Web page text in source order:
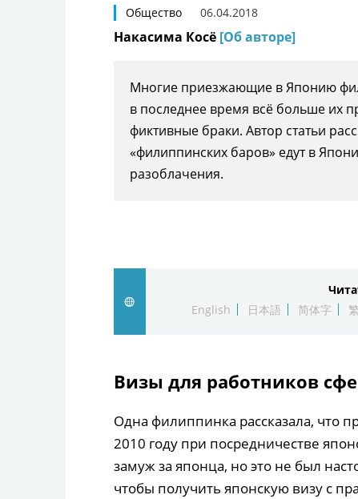
Общество 06.04.2018
Накасима Косё [Об авторе]
Многие приезжающие в Японию
в последнее время всё больше их
фиктивные браки. Автор статьи
«филиппинских баров» едут в
разоблачения.
English
日本語 简体字
Визы для работников
Одна филиппинка рассказала, что
2010 году при посредничестве
замуж за японца, но это не был
чтобы получить японскую визу с